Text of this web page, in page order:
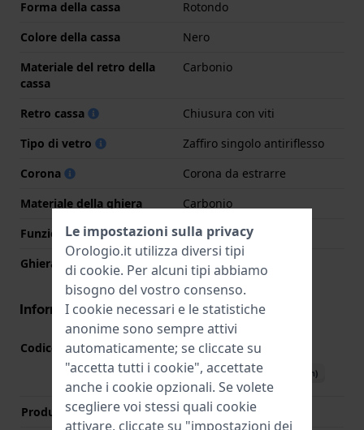
Forma della cassa
Rotondo
Colore della cassa
Nero
Materiale del retro della
cassa
Carbonio
Retro cassa
Chiusura con viti
Tipo di vetro
Zaffiro singolo antiriflesso
Corona
Corona da estrarre
Materiale della ghiera
Carbonio
Funzione della ghiera
Display su 24 ore
Ghiera rotante
Uni-direzionale
Informazioni del movimento
Codice Movimento 515.24H(Vedi specifiche
Scarica il manuale (English)
Produttore Movimento
Ronda
Le impostazioni sulla privacy
Orologio.it utilizza diversi tipi
di cookie. Per alcuni tipi abbiamo
bisogno del vostro consenso.
I cookie necessari e le statistiche
anonime sono sempre attivi
automaticamente; se cliccate su
"accetta tutti i cookie", accettate
anche i cookie opzionali. Se volete
scegliere voi stessi quali cookie
attivare, cliccate su "impostazioni dei